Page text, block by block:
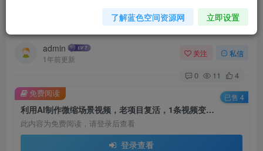
利用AI制作微缩场景视频，老项目复活，1条视频
admin
1年前更新
关注 私信
0 11 4
利用AI制作微缩场景视频，老项目复活，1条视频变现2k
此内容为免费阅读，请登录后查看
登录查看
免费阅读 已售 4
了解蓝色空间资源网 立即设置